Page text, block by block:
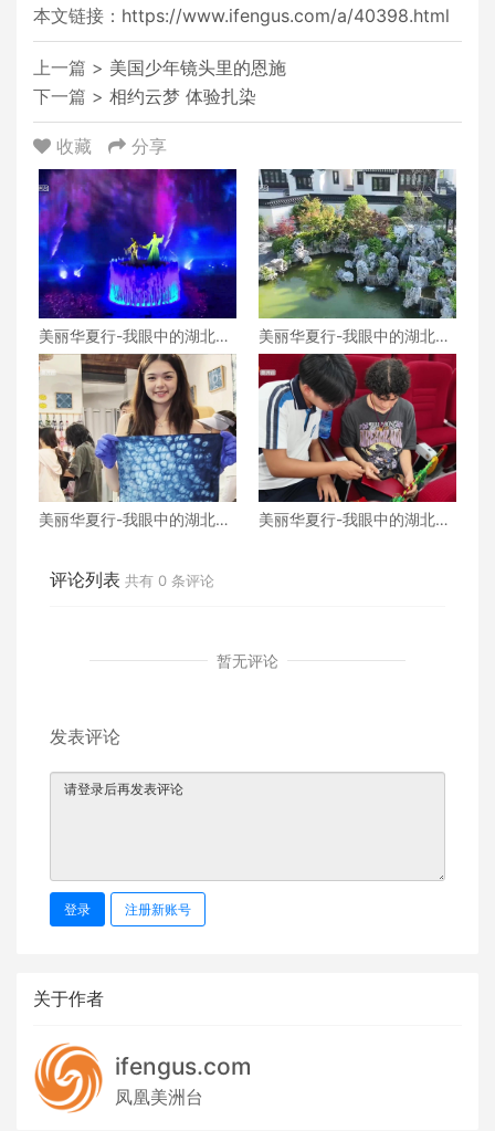
本文链接： https://www.ifengus.com/a/40398.html
上一篇 > 美国少年镜头里的恩施
下一篇 > 相约云梦 体验扎染
收藏 分享
美丽华夏行-我眼中的湖北
（十）
美丽华夏行-我眼中的湖北
（九）
美丽华夏行-我眼中的湖北
美丽华夏行-我眼中的湖北
评论列表 共有 0 条评论
暂无评论
发表评论
登录 注册新账号
关于作者
ifengus.com
凤凰美洲台